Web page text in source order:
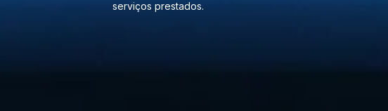
serviços prestados.